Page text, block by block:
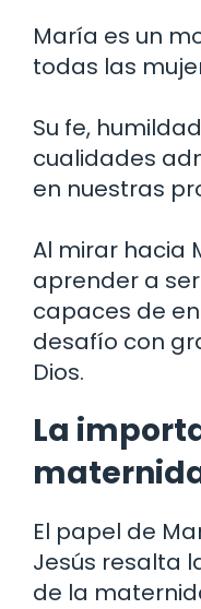
María es un
todas las
Su fe,
cualidades
en nuestras
Al mirar hacia
aprender a
capaces de
desafío con
Dios.
La
El papel de
Jesús resalta
de la